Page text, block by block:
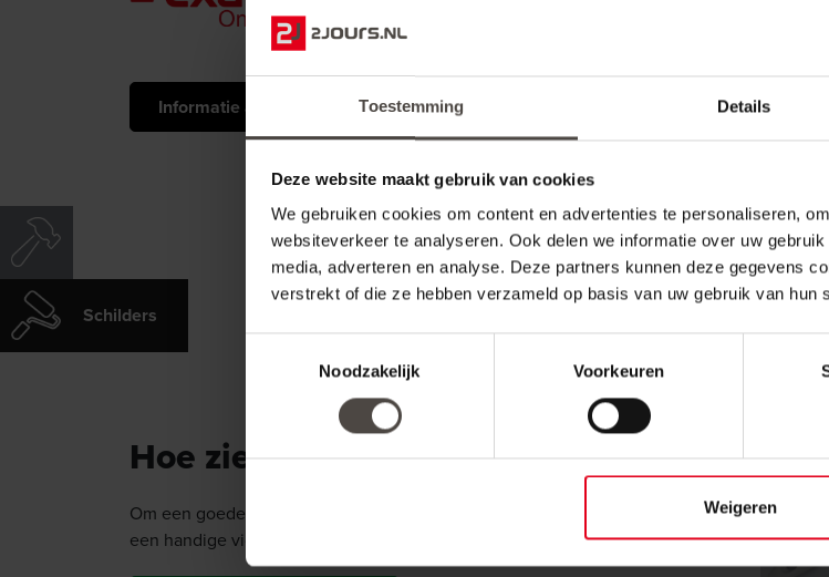
Toestemming Details
Deze website maakt gebruik van cookies
We gebruiken cookies om content en advertenties te personaliseren,
websiteverkeer te analyseren. Ook delen we informatie over uw
media, adverteren en analyse. Deze partners kunnen deze gegevens
verstrekt of die ze hebben verzameld op basis van uw gebruik van hun
Noodzakelijk
Voorkeuren
Weigeren
Informatie aanvragen Bekijk prijzen
Hoe ziet onze software eruit?
Om een goede indruk van onze software te krijgen hebben we
een handige video voor u.
Schilders